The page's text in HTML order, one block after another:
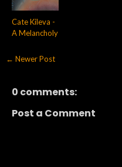
Cate Kileva -
A Melancholy
← Newer Post
0 comments:
Post a Comment